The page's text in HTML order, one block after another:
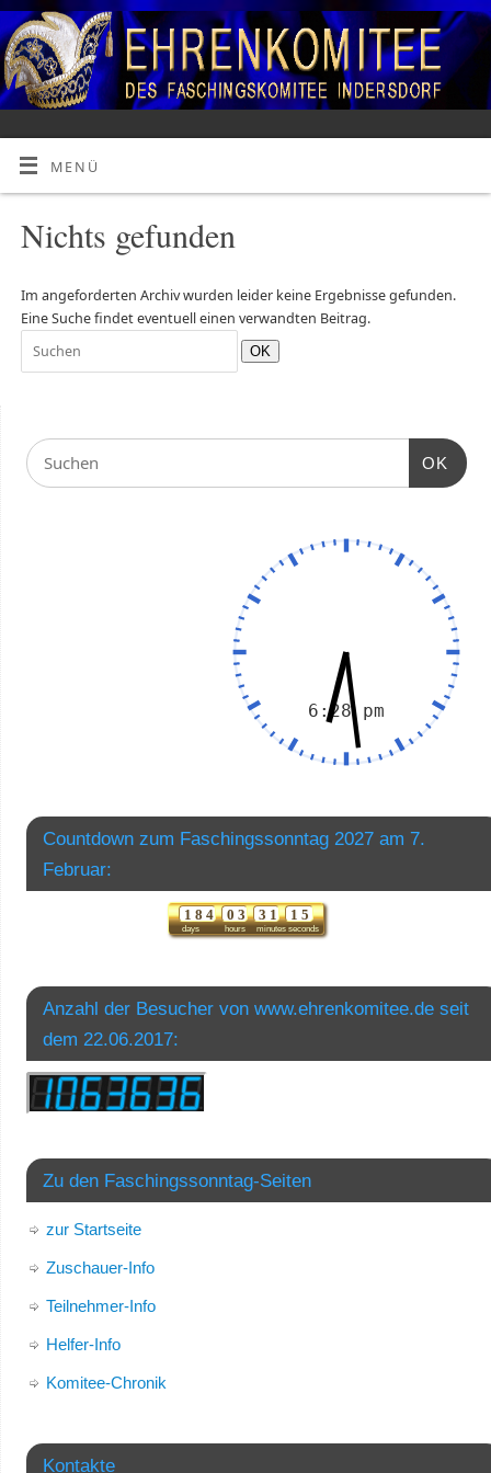
MENÜ
Nichts gefunden
Im angeforderten Archiv wurden leider keine Ergebnisse gefunden.
Eine Suche findet eventuell einen verwandten Beitrag.
OK
OK
Countdown zum Faschingssonntag 2027 am 7.
Februar:
days
1 8 4
hours
0 3
minutes
3 1
seconds
1 5
Anzahl der Besucher von www.ehrenkomitee.de seit
dem 22.06.2017:
Zu den Faschingssonntag-Seiten
zur Startseite
Zuschauer-Info
Teilnehmer-Info
Helfer-Info
Komitee-Chronik
Kontakte